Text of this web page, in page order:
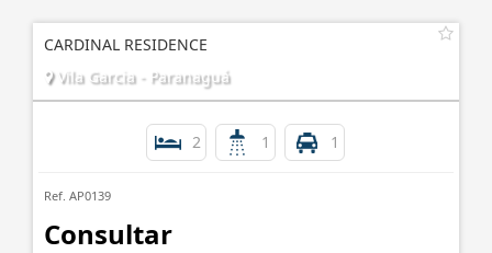
CARDINAL RESIDENCE
Vila Garcia - Paranaguá
2 1 1
Ref. AP0139
Consultar